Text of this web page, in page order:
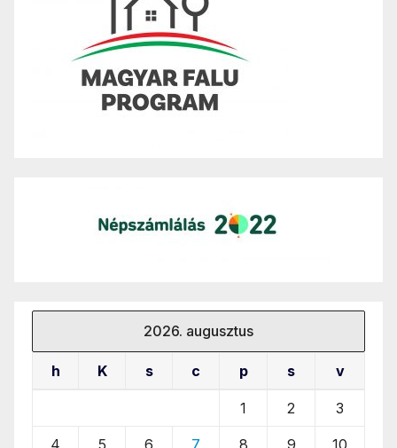
2026. augusztus
h K s c p s v
1 2 3
4 5 6 7 8 9 10